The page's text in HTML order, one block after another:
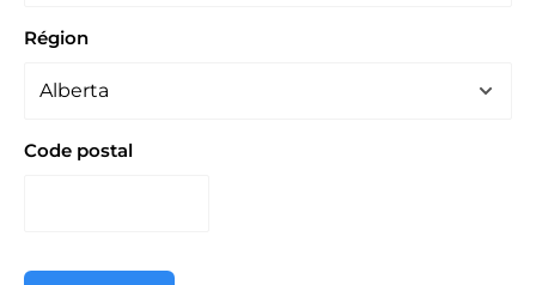
Région
Code postal